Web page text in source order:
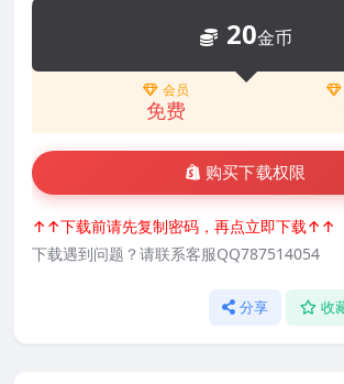
20金币
会员
免费
购买下载权限
↑↑下载前请先复制密码，再点立即下载↑↑
下载遇到问题？请联系客服QQ787514054
分享 收